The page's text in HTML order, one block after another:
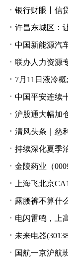
银行财眼丨信贷资
许昌东城区：
中国新能源汽
联办人力资源专业
7月11日液冷
中国平安连续十年
沪股通大幅加
清风头条｜慈利
持续深化夏季
金陵药业（
上海飞北京CA1524航
露腰裤不算什么
电闪雷鸣，上
未来电器
国航一京沪航班空中颠